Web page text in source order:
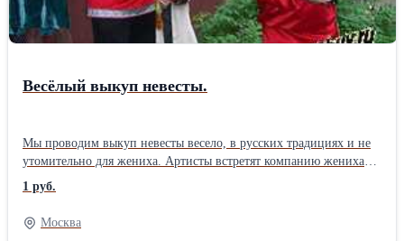
Весёлый выкуп невесты.
Мы проводим выкуп невесты весело, в русских традициях и не
утомительно для жениха. Артисты встретят компанию жениха
русскими песнями и плясками, в национальных костюмах.
Много различных национальных конкурсов и забав предстоит
пройти жениху, чтобы обнять и увидеть любимую. Звоните -
будет не как у всех!
1 руб.
Москва